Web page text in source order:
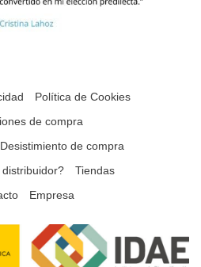
Política de Cookies
de compra
de compra
Tiendas
Empresa